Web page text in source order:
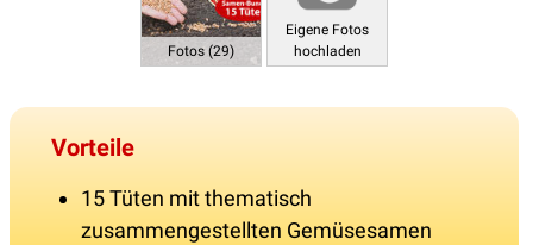
Fotos (29)
Eigene Fotos
hochladen
Vorteile
15 Tüten mit thematisch
zusammengestellten Gemüsesamen